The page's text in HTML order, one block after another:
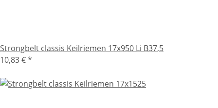
Strongbelt classis Keilriemen 17x950 Li B37,5
10,83 €*